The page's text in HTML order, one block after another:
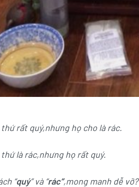
rất quý,nhưng họ cho là rác.
là rác,nhưng họ rất quý.
“quý” và “rác”,mong manh dễ vỡ?